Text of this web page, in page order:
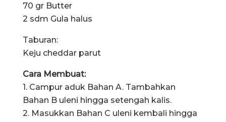
70 gr Butter
2 sdm Gula halus
Taburan:
Keju cheddar parut
Cara Membuat:
1. Campur aduk Bahan A. Tambahkan
Bahan B uleni hingga setengah kalis.
2. Masukkan Bahan C uleni kembali hingga